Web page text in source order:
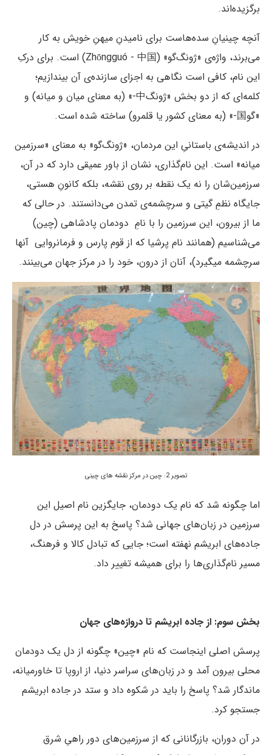
برگزیده‌اند.
آنچه چینیانِ سده‌هاست برای نامیدنِ میهنِ خویش به کار
می‌برند، واژه‌ی «ژونگ‌گو» (Zhōngguó - 中国) است. برای درکِ
این نام، کافی است نگاهی به اجزای سازنده‌ی آن بیندازیم؛
کلمه‌ای که از دو بخش «ژونگ中-» (به معنای میان و میانه) و
«گو国-» (به معنای کشور یا قلمرو) ساخته شده است.
در اندیشه‌ی باستانیِ این مردمان، «ژونگ‌گو» به معنای «سرزمین
میانه» است. این نام‌گذاری، نشان از باور عمیقی دارد که در آن،
سرزمین‌شان را نه یک نقطه بر روی نقشه، بلکه کانونِ هستی،
جایگاه نظمِ گیتی و سرچشمه‌ی تمدن می‌دانستند. در حالی که
ما از بیرون، این سرزمین را با نامِ دودمان پادشاهی (چین)
می‌شناسیم (همانند نام پرشیا که از قوم پارس و فرمانروایی آنها
سرچشمه میگیرد)، آنان از درون، خود را در مرکز جهان می‌بینند.
تصویر 2: چین در مرکز نقشه های چینی
اما چگونه شد که نام یک دودمان، جایگزین نام اصیل این
سرزمین در زبان‌های جهانی شد؟ پاسخ به این پرسش در دل
جاده‌های ابریشم نهفته است؛ جایی که تبادل کالا و فرهنگ،
مسیر نام‌گذاری‌ها را برای همیشه تغییر داد.
بخش سوم: از جاده ابریشم تا دروازه‌های جهان
پرسش اصلی اینجاست که نام «چین» چگونه از دل یک دودمان
محلی بیرون آمد و در زبان‌های سراسر دنیا، از اروپا تا خاورمیانه،
ماندگار شد؟ پاسخ را باید در شکوه داد و ستد در جاده ابریشم
جستجو کرد.
در آن دوران، بازرگانانی که از سرزمین‌های دور راهیِ شرق